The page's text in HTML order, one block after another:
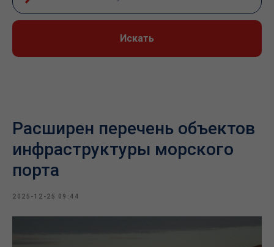
Искать
Расширен перечень объектов
инфраструктуры морского
порта
2025-12-25 09:44